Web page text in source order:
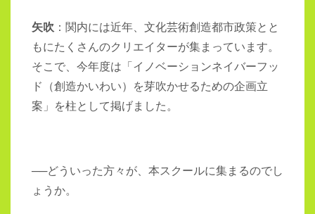
矢吹 ：関内には近年、文化芸術創造都市政策とと
もにたくさんのクリエイターが集まっています。
そこで、今年度は「イノベーションネイバーフッ
ド（創造かいわい）を芽吹かせるための企画立
案」を柱として掲げました。
──どういった方々が、本スクールに集まるのでし
ょうか。